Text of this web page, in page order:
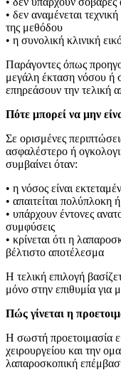
• δεν αναμένεται
της μεθόδου
• η συνολική κλινική
Παράγοντες όπως
μεγάλη έκταση νόσου ή
επηρεάσουν την τελική
Πότε μπορεί να μην
Σε ορισμένες
ασφαλέστερο ή
συμβαίνει όταν:
• η νόσος είναι
• απαιτείται
• υπάρχουν έντονες
συμφύσεις
• κρίνεται ότι η
βέλτιστο αποτέλεσμα
Η τελική επιλογή
μόνο στην επιθυμία για
Πώς γίνεται η
Η σωστή προετοιμασία
χειρουργείου και την
λαπαροσκοπική